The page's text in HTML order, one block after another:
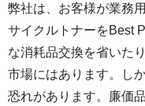
弊社は、お客様が業務
サイクルトナーをBest
な消耗品交換を省いた
市場にはあります。し
恐れがあります。廉価